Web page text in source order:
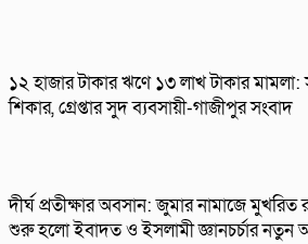
১২ হাজার টাকার ঋণে ১৩ লাখ টাকার মামলা:
শিকার, গ্রেপ্তার সুদ ব্যবসায়ী-গাজীপুর সংবাদ
দীর্ঘ প্রতীক্ষার অবসান: জুমার নামাজে
শুরু হলো ইবাদত ও ইসলামী জ্ঞানচর্চার নতুন